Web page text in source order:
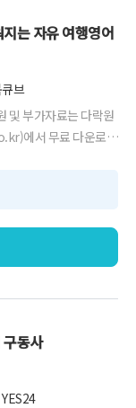
는 자유 여행영어
브
및 부가자료는 다락원
에서 무료 다운로드
익히고 떠날 수 있도
, 문장, 대화문으로 이
동사
YES24